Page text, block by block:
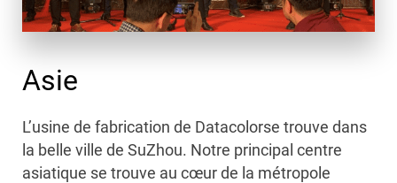
Asie
L’usine de fabrication de Datacolorse trouve dans
la belle ville de SuZhou. Notre principal centre
asiatique se trouve au cœur de la métropole